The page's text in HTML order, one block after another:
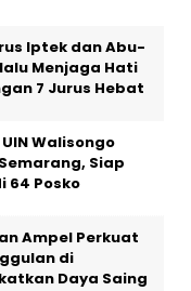
Iptek dan Abu-
Menjaga Hati
7 Jurus Hebat
Walisongo
Siap
64 Posko
Ampel Perkuat
di
Daya Saing